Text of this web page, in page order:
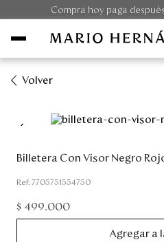
Compra hoy paga
Unisex
Viaje
Volver
Billetera Con Visor Negro
:7705751554750
$ 499.000
Agregar a